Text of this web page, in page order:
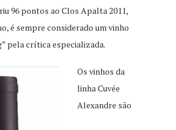
96 pontos ao Clos Apalta 2011,
é sempre considerado um vinho
pela crítica especializada.
Os vinhos da
linha Cuvée
Alexandre são